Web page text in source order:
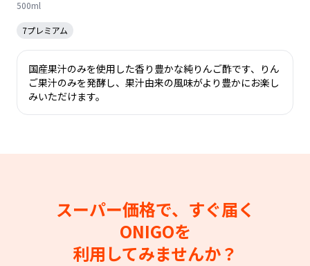
500ml
7プレミアム
国産果汁のみを使用した香り豊かな純りんご酢です、りん
ご果汁のみを発酵し、果汁由来の風味がより豊かにお楽し
みいただけます。
スーパー価格で、すぐ届く
ONIGOを
利用してみませんか？